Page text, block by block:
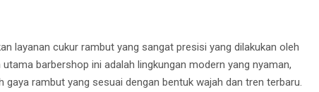
layanan cukur rambut yang sangat presisi yang dilakukan oleh
barbershop ini adalah lingkungan modern yang nyaman,
rambut yang sesuai dengan bentuk wajah dan tren terbaru.